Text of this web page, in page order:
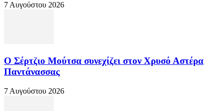
7 Αυγούστου 2026
Ο Σέρτζιο Μούτσα συνεχίζει στον Χρυσό Αστέρα
Παντάνασσας
7 Αυγούστου 2026